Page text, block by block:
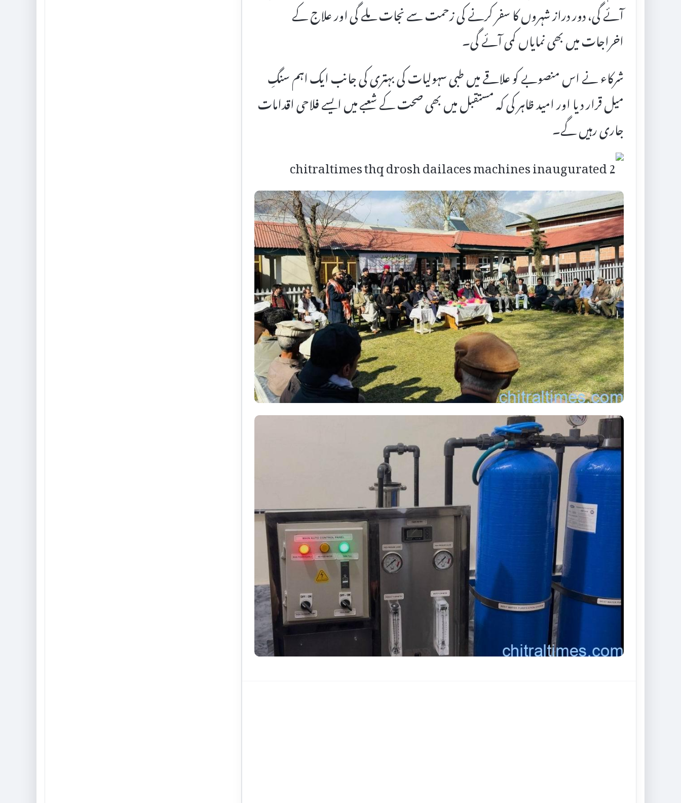
آئے گی، دور دراز شہروں کا سفر کرنے کی زحمت سے نجات ملے گی اور علاج کے
اخراجات میں بھی نمایاں کمی آئے گی۔
شرکاء نے اس منصوبے کو علاقے میں طبی سہولیات کی بہتری کی جانب ایک اہم سنگِ
میل قرار دیا اور امید ظاہر کی کہ مستقبل میں بھی صحت کے شعبے میں ایسے فلاحی اقدامات
جاری رہیں گے۔